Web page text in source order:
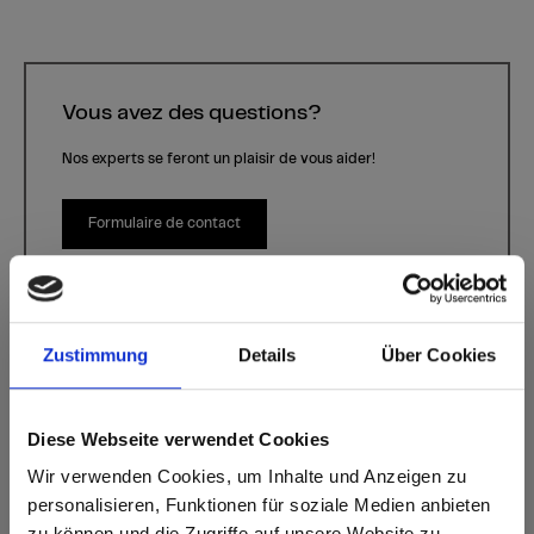
Zustimmung Details Über Cookies
Diese Webseite verwendet Cookies
Wir verwenden Cookies, um Inhalte und Anzeigen zu
personalisieren, Funktionen für soziale Medien anbieten
Vous avez des questions?
Nos experts se feront un plaisir de vous aider!
Formulaire de contact
Grafix
Décor P973 Grafix | Essence de bois: -